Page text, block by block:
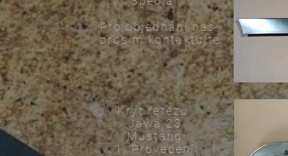
Pro objednání nás
prosím kontaktujte
Kryt řetězu
Jawa 23
Mustang
1. Provedení